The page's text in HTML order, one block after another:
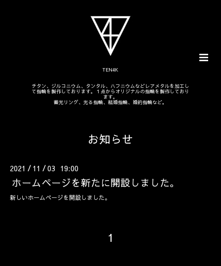
TEN4K
チタン、ジルコニウム、タンタル、ハフニウムなどレアメタルを加工し
て指輪を製作しております。１点からオリジナルの指輪を製作しており
ます。
蓄光リング、光る指輪、結婚指輪、婚約指輪など。
お知らせ
2021 / 11 /03 19:00
ホームページを新たに開設しました。
新しいホームページを開設しました。
1